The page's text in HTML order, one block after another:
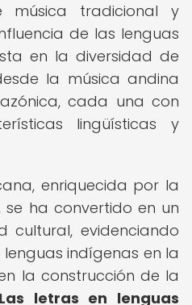
música tradicional y
de las lenguas
en la diversidad de
la música andina
cada una con
lingüísticas y
enriquecida por la
se ha convertido en un
cultural, evidenciando
indígenas en la
la construcción de la
Las letras en lenguas